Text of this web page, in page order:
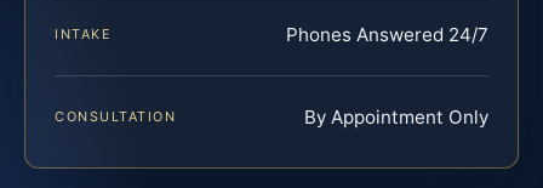
INTAKE Phones Answered 24/7
CONSULTATION By Appointment Only